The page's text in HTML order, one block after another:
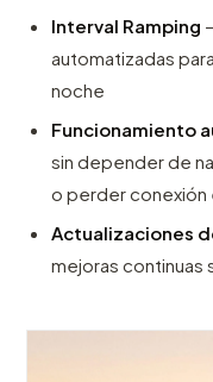
Interval Ramping
automatizadas
noche
Funcionamiento
sin depender de
o perder conexión
Actualizaciones
mejoras continuas